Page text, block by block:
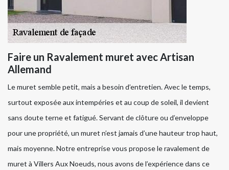
Faire un Ravalement muret avec Artisan
Allemand
Le muret semble petit, mais a besoin d’entretien. Avec le temps,
surtout exposée aux intempéries et au coup de soleil, il devient
sans doute terne et fatigué. Servant de clôture ou d’enveloppe
pour une propriété, un muret n’est jamais d’une hauteur trop haut,
mais moyenne. Notre entreprise vous propose le ravalement de
muret à Villers Aux Noeuds, nous avons de l’expérience dans ce